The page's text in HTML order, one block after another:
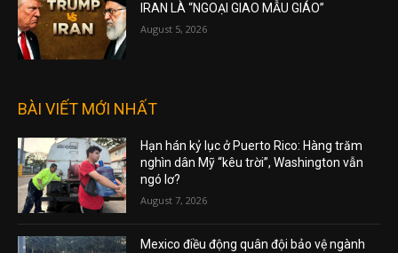
IRAN LÀ “NGOẠI GIAO MẪU GIÁO”
August 5, 2026
BÀI VIẾT MỚI NHẤT
Hạn hán kỷ lục ở Puerto Rico: Hàng trăm
nghìn dân Mỹ “kêu trời”, Washington vẫn
ngó lơ?
August 7, 2026
Mexico điều động quân đội bảo vệ ngành